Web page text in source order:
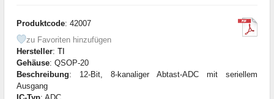
Produktcode: 42007
zu Favoriten hinzufügen
Hersteller: TI
Gehäuse: QSOP-20
Beschreibung: 12-Bit, 8-kanaliger Abtast-ADC mit seriellem
Ausgang